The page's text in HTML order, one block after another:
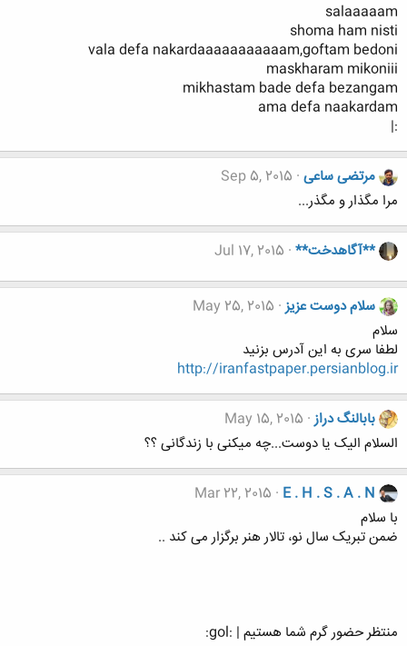
salaaaaam
shoma ham nisti
vala defa nakardaaaaaaaaaaam,goftam bedoni
maskharam mikoniii
mikhastam bade defa bezangam
ama defa naakardam
:|
مرتضی ساعی Sep 5, 2015
مرا مگذار و مگذر...
**آگاهدخت** Jul 17, 2015
سلام دوست عزیز May 25, 2015
سلام
لطفا سری به این آدرس بزنید
http://iranfastpaper.persianblog.ir
بابالنگ دراز May 15, 2015
السلام الیک یا دوست...چه میکنی با زندگانی ؟؟
E . H . S . A . N
Mar 22, 2015
با سلام
ضمن تبریک سال نو، تالار هنر برگزار می کند ..
منتظر حضور گرم شما هستیم | :gol: